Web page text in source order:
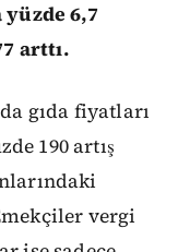
yüzde 6,7
arttı.
gıda fiyatları
190 artış
vergi